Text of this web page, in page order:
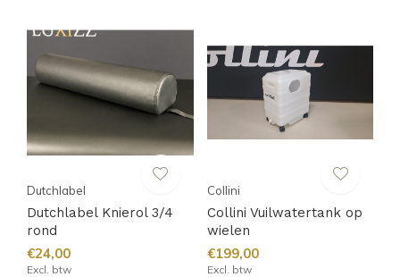
Dutchlabel
Dutchlabel Knierol 3/4
rond
€24,00
Excl. btw
Collini
Collini Vuilwatertank op
wielen
€199,00
Excl. btw